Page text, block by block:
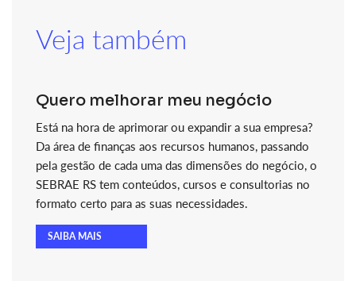
Veja também
Quero melhorar meu negócio
Está na hora de aprimorar ou expandir a sua empresa?
Da área de finanças aos recursos humanos, passando
pela gestão de cada uma das dimensões do negócio, o
SEBRAE RS tem conteúdos, cursos e consultorias no
formato certo para as suas necessidades.
SAIBA MAIS